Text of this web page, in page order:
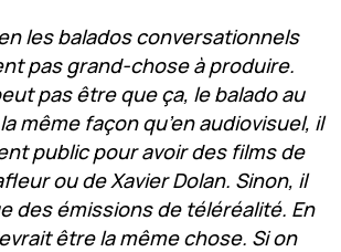
les balados conversationnels
pas grand-chose à produire.
pas être que ça, le balado au
même façon qu’en audiovisuel, il
public pour avoir des films de
ou de Xavier Dolan. Sinon, il
des émissions de téléréalité. En
être la même chose. Si on